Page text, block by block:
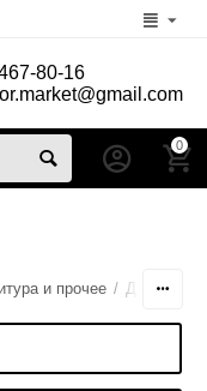
80-16
0
и прочее / Для